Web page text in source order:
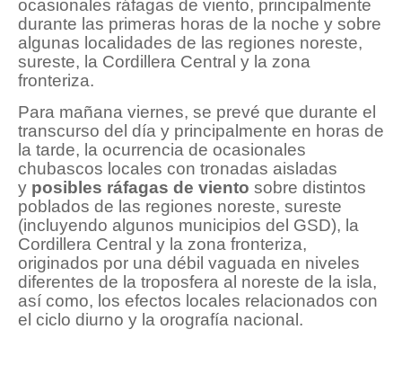
ocasionales ráfagas de viento, principalmente
durante las primeras horas de la noche y sobre
algunas localidades de las regiones noreste,
sureste, la Cordillera Central y la zona
fronteriza.
Para mañana viernes, se prevé que durante el
transcurso del día y principalmente en horas de
la tarde, la ocurrencia de ocasionales
chubascos locales con tronadas aisladas
y posibles ráfagas de viento sobre distintos
poblados de las regiones noreste, sureste
(incluyendo algunos municipios del GSD), la
Cordillera Central y la zona fronteriza,
originados por una débil vaguada en niveles
diferentes de la troposfera al noreste de la isla,
así como, los efectos locales relacionados con
el ciclo diurno y la orografía nacional.